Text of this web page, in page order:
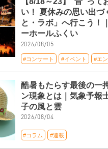
い！ 夏休みの思い出づ
と・ラボ」へ行こう！
ーホールふくい
2026/08/05
#コンサート #イベント #エ
酷暑もたらす最後の一
ン現象とは｜気象予報
子の風と雲
2026/08/04
#コラム #連載